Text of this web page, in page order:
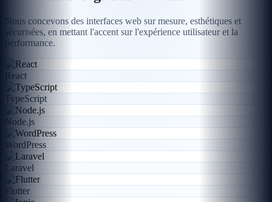
Nous concevons des interfaces web sur mesure, esthétiques et
sécurisées, en mettant l'accent sur l'expérience utilisateur et la
performance.
React
TypeScript
Node.js
WordPress
Laravel
Flutter